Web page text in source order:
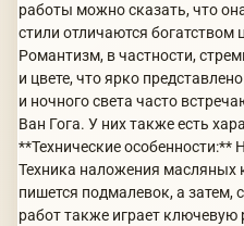
работы можно сказать, что
стили отличаются
Романтизм, в частности,
и цвете, что ярко
и ночного света часто
Ван Гога. У них также есть
**Технические особенности:**
Техника наложения масляных
пишется подмалевок, а затем,
работ также играет